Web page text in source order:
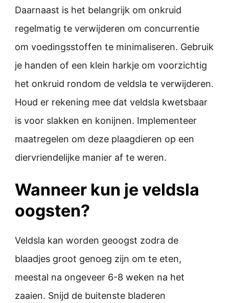
Daarnaast is het belangrijk om onkruid
regelmatig te verwijderen om concurrentie
om voedingsstoffen te minimaliseren. Gebruik
je handen of een klein harkje om voorzichtig
het onkruid rondom de veldsla te verwijderen.
Houd er rekening mee dat veldsla kwetsbaar
is voor slakken en konijnen. Implementeer
maatregelen om deze plaagdieren op een
diervriendelijke manier af te weren.
Wanneer kun je veldsla
oogsten?
Veldsla kan worden geoogst zodra de
blaadjes groot genoeg zijn om te eten,
meestal na ongeveer 6-8 weken na het
zaaien. Snijd de buitenste bladeren